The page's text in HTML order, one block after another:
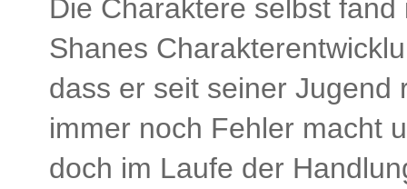
Die Charaktere selbst
Shanes
dass er seit seiner Jugend
immer noch Fehler macht
doch im Laufe der